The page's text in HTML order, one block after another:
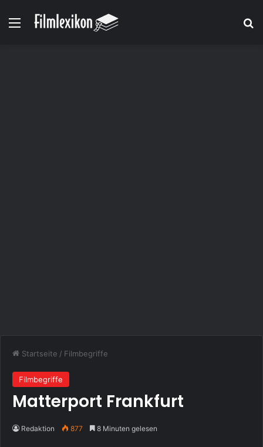
Menü
Startseite / Filmbegriffe
Filmbegriffe
Matterport Frankfurt
Redaktion 877 8 Minuten gelesen